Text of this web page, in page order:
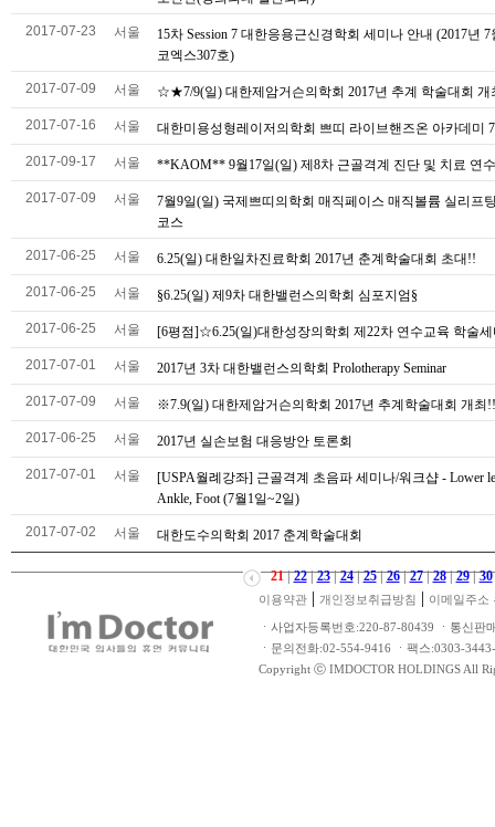
2017-07-23 서울
15차 Session 7 대한응용근신경학회 세미나 안내 (2017년 7
코엑스307호)
2017-07-09 서울 ☆★7/9(일) 대한제암거슨의학회 2017년 추계 학술대회
2017-07-16 서울 대한미용성형레이저의학회 쁘띠 라이브핸즈온 아카데미
2017-09-17 서울 **KAOM** 9월17일(일) 제8차 근골격계 진단 및 치료 연
2017-07-09 서울
7월9일(일) 국제쁘띠의학회 매직페이스 매직볼륨 실리프
코스
2017-06-25 서울 6.25(일) 대한일차진료학회 2017년 춘계학술대회 초대!!
2017-06-25 서울 §6.25(일) 제9차 대한밸런스의학회 심포지엄§
2017-06-25 서울 [6평점]☆6.25(일)대한성장의학회 제22차 연수교육 학술
2017-07-01 서울 2017년 3차 대한밸런스의학회 Prolotherapy Seminar
2017-07-09 서울 ※7.9(일) 대한제암거슨의학회 2017년 추계학술대회 개
2017-06-25 서울 2017년 실손보험 대응방안 토론회
2017-07-01 서울
[USPA월례강좌] 근골격계 초음파 세미나/워크샵 - Lower
Ankle, Foot (7월1일~2일)
2017-07-02 서울 대한도수의학회 2017 춘계학술대회
21|22|23|24|25|26|27|28|29|30
이용약관 | 개인정보취급방침 | 이메일주소
ㆍ사업자등록번호:220-87-80439 ㆍ통신판
ㆍ문의전화:02-554-9416 ㆍ팩스:0303-
Copyright ⓒ IMDOCTOR HOLDINGS All